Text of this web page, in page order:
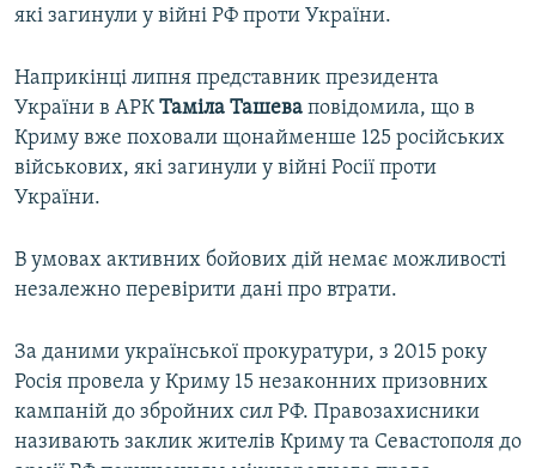
які загинули у війні РФ проти України.
Наприкінці липня представник президента
України в АРКТаміла Ташева повідомила, що в
Криму вже поховали щонайменше 125 російських
військових, які загинули у війні Росії проти
України.
В умовах активних бойових дій немає можливості
незалежно перевірити дані про втрати.
За даними української прокуратури, з 2015 року
Росія провела у Криму 15 незаконних призовних
кампаній до збройних сил РФ. Правозахисники
називають заклик жителів Криму та Севастополя до